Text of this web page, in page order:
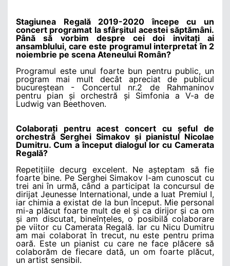
Stagiunea Regală 2019-2020 începe cu un
concert programat la sfârșitul acestei săptămâni.
Până să vorbim despre cei doi invitați ai
ansamblului, care este programul interpretat în 2
noiembrie pe scena Ateneului Român?
Programul este unul foarte bun pentru public, un
program mai mult decât apreciat de publicul
bucureștean - Concertul nr.2 de Rahmaninov
pentru pian și orchestră și Simfonia a V-a de
Ludwig van Beethoven.
Colaborați pentru acest concert cu șeful de
orchestră Serghei Simakov și pianistul Nicolae
Dumitru. Cum a început dialogul lor cu Camerata
Regală?
Repetițiile decurg excelent. Ne așteptam să fie
foarte bine. Pe Serghei Simakov l-am cunoscut cu
trei ani în urmă, când a participat la concursul de
dirijat Jeunesse International, unde a luat Premiul I,
iar chimia a existat de la bun început. Mie personal
mi-a plăcut foarte mult de el și ca dirijor și ca om
și am discutat, bineînțeles, o posibilă colaborare
pe viitor cu Camerata Regală. Iar cu Nicu Dumitru
am mai colaborat în trecut, nu este pentru prima
oară. Este un pianist cu care ne face plăcere să
colaborăm de fiecare dată, un om foarte plăcut,
un artist sensibil.